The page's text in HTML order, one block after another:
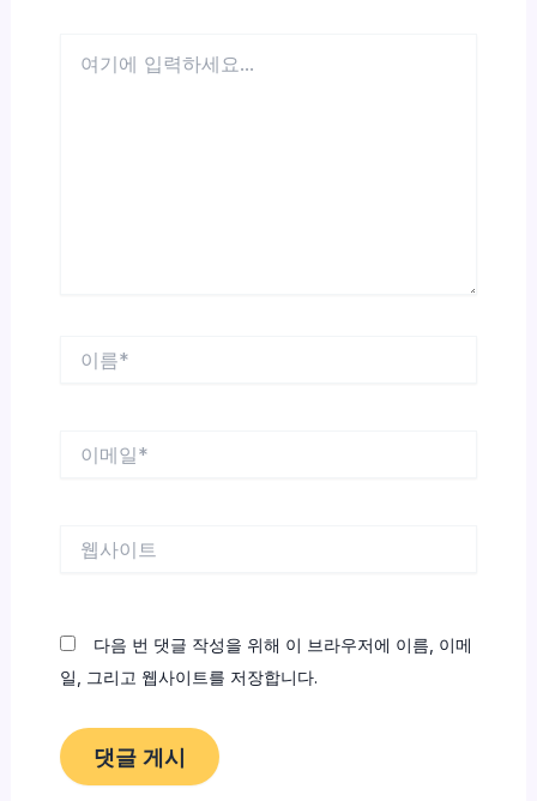
다음 번 댓글 작성을 위해 이 브라우저에 이름, 이메
일, 그리고 웹사이트를 저장합니다.